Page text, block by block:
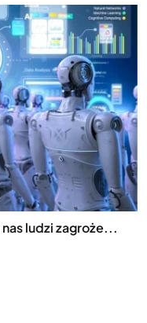
ludzi zagroże...